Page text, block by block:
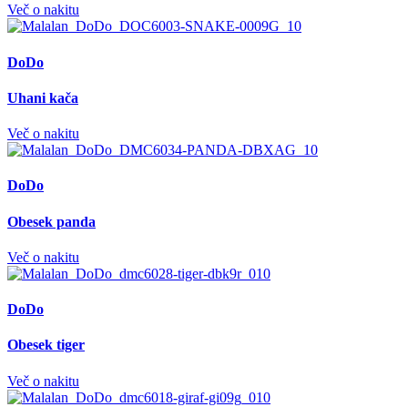
Več o nakitu
DoDo
Uhani kača
Več o nakitu
DoDo
Obesek panda
Več o nakitu
DoDo
Obesek tiger
Več o nakitu